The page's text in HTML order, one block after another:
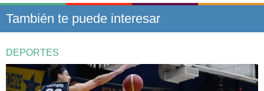
También te puede interesar
DEPORTES